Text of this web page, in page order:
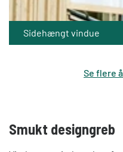
Sidehængt vindue
Se flere
Smukt designgreb